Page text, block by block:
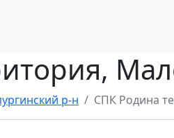
р-н СПК Родина